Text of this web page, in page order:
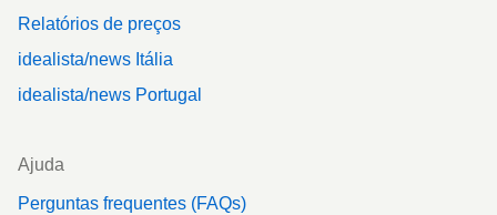
Relatórios de preços
idealista/news Itália
idealista/news Portugal
Ajuda
Perguntas frequentes (FAQs)